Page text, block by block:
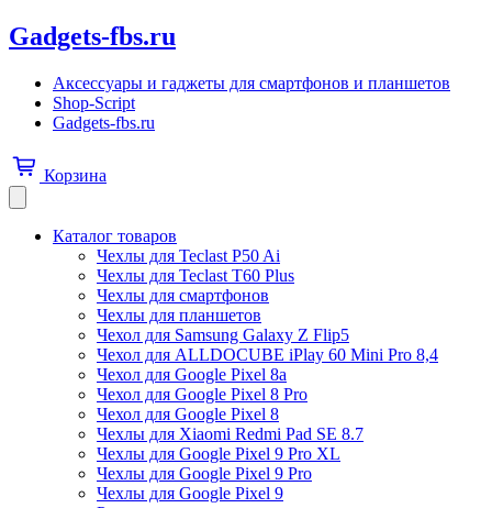
Gadgets-fbs.ru
Аксессуары и гаджеты для смартфонов и планшетов
Shop-Script
Gadgets-fbs.ru
Корзина
Каталог товаров
Чехлы для Teclast P50 Ai
Чехлы для Teclast T60 Plus
Чехлы для смартфонов
Чехлы для планшетов
Чехол для Samsung Galaxy Z Flip5
Чехол для ALLDOCUBE iPlay 60 Mini Pro 8,4
Чехол для Google Pixel 8a
Чехол для Google Pixel 8 Pro
Чехол для Google Pixel 8
Чехлы для Xiaomi Redmi Pad SE 8.7
Чехлы для Google Pixel 9 Pro XL
Чехлы для Google Pixel 9 Pro
Чехлы для Google Pixel 9